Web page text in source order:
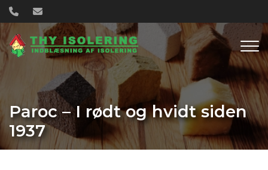
Gå
til
hovedindhold
Paroc – I rødt og hvidt siden
1937